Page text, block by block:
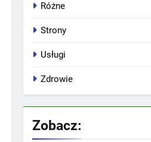
Różne
Strony
Usługi
Zdrowie
Zobacz: